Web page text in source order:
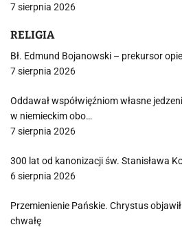
7 sierpnia 2026
RELIGIA
Bł. Edmund Bojanowski – prekursor
7 sierpnia 2026
Oddawał współwięźniom własne
w niemieckim obo…
7 sierpnia 2026
300 lat od kanonizacji św. Stanisława
6 sierpnia 2026
Przemienienie Pańskie. Chrystus
chwałę